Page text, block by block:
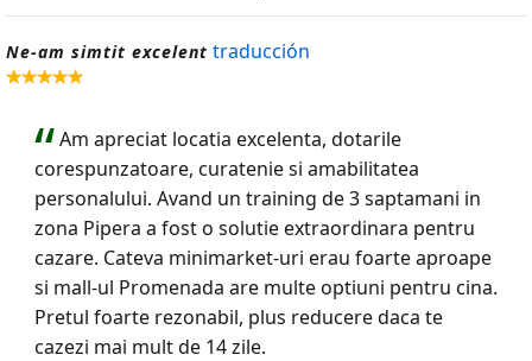
Ne-am simtit excelent traducción
Am apreciat locatia excelenta, dotarile
corespunzatoare, curatenie si amabilitatea
personalului. Avand un training de 3 saptamani in
zona Pipera a fost o solutie extraordinara pentru
cazare. Cateva minimarket-uri erau foarte aproape
si mall-ul Promenada are multe optiuni pentru cina.
Pretul foarte rezonabil, plus reducere daca te
cazezi mai mult de 14 zile.